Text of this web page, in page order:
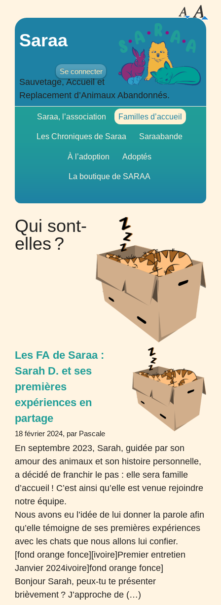
Saraa
Se connecter
Sauvetage, Accueil et
Replacement d’Animaux Abandonnés.
Saraa, l’association Familles d’accueil
Les Chroniques de Saraa Saraabande
À l’adoption Adoptés
La boutique de SARAA
Qui sont-
elles?
Les FA de Saraa :
Sarah D. et ses
premières
expériences en
partage
18 février 2024, par Pascale
En septembre 2023, Sarah, guidée par son
amour des animaux et son histoire personnelle,
a décidé de franchir le pas : elle sera famille
d’accueil ! C’est ainsi qu’elle est venue rejoindre
notre équipe.
Nous avons eu l’idée de lui donner la parole afin
qu’elle témoigne de ses premières expériences
avec les chats que nous allons lui confier.
[fond orange fonce][ivoire]Premier entretien
Janvier 2024ivoire]fond orange fonce]
Bonjour Sarah, peux-tu te présenter
brièvement ? J’approche de (…)